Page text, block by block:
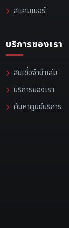
สแคมเบอร์
บริการของเรา
สินเชื่อจำนำเล่ม
บริการของเรา
ค้นหาศูนย์บริการ